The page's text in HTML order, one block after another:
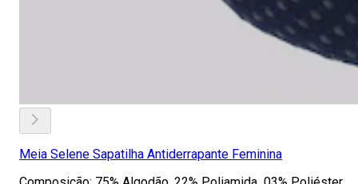
Meia Selene Sapatilha Antiderrapante Feminina